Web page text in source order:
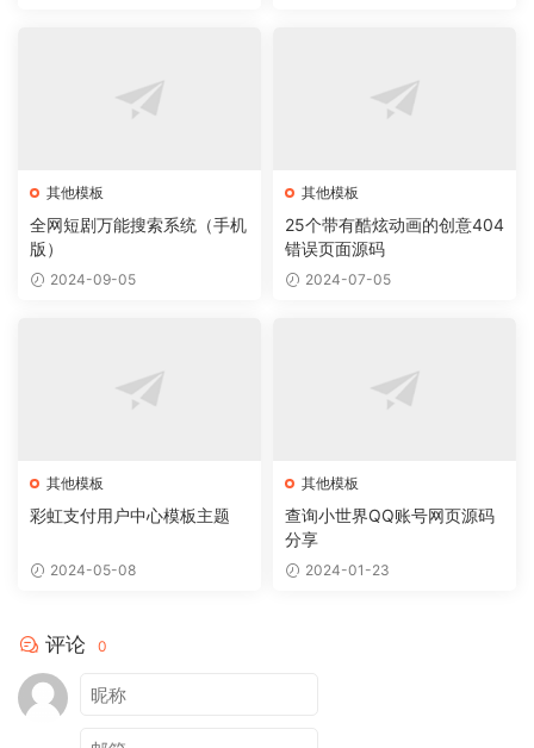
其他模板
全网短剧万能搜索系统（手机
版）
2024-09-05
其他模板
25个带有酷炫动画的创意404
错误页面源码
2024-07-05
其他模板
彩虹支付用户中心模板主题
2024-05-08
其他模板
查询小世界QQ账号网页源码
分享
2024-01-23
评论 0